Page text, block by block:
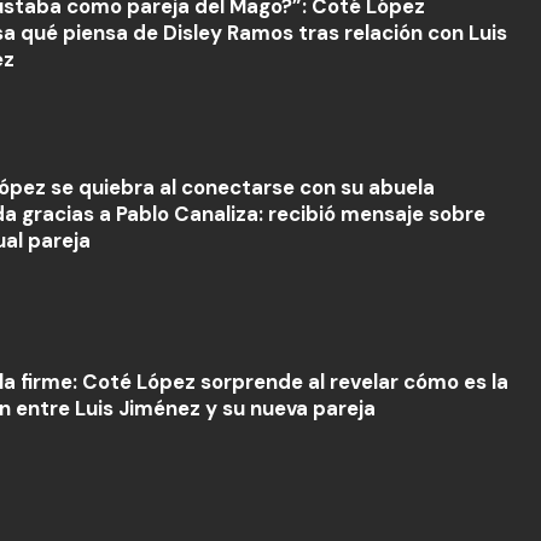
como pareja del Mago?”: Coté López
qué piensa de Disley Ramos tras relación con Luis
se quiebra al conectarse con su abuela
gracias a Pablo Canaliza: recibió mensaje sobre
pareja
firme: Coté López sorprende al revelar cómo es la
entre Luis Jiménez y su nueva pareja